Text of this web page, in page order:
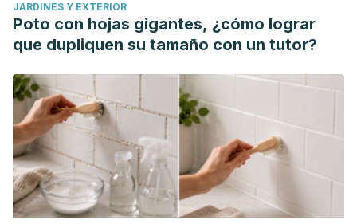
Kapczynski W, Barchia I. Hormone-Balancing Effect of Pre-
Gelatinized Organic Maca (Lepidium peruvianum Chacon):
using Clinical Laboratory Model on Ovariectomized Rats. Int
J Biomed Sci. 2006 Sep;2(3):260-72.
Mohajeri M, Bianconi V, Ávila-Rodriguez MF, Barreto GE,
Jamialahmadi T, Pirro M, Sahebkar A. Curcumin: a
phytochemical modulator of estrogens and androgens in
tumors of the reproductive system. Pharmacol Res. 2020
Jun;156:104765.
JARDINES Y EXTERIOR
Poto con hojas gigantes, ¿cómo lograr
que dupliquen su tamaño con un tutor?